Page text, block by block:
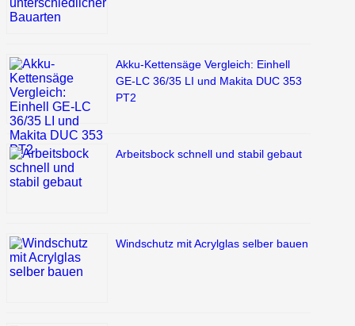
Akku-Kettensäge Vergleich: Einhell
GE-LC 36/35 LI und Makita DUC 353
PT2
Arbeitsbock schnell und stabil gebaut
Windschutz mit Acrylglas selber bauen